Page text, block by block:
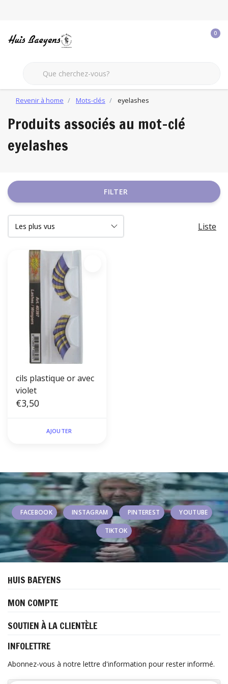
0
Revenir à home Mots-clés eyelashes
Produits associés au mot-clé
eyelashes
FILTER
Liste
cils plastique or avec
violet
€3,50
AJOUTER
FACEBOOK INSTAGRAM PINTEREST YOUTUBE
TIKTOK
HUIS BAEYENS
MON COMPTE
SOUTIEN À LA CLIENTÈLE
INFOLETTRE
Abonnez-vous à notre lettre d'information pour rester informé.